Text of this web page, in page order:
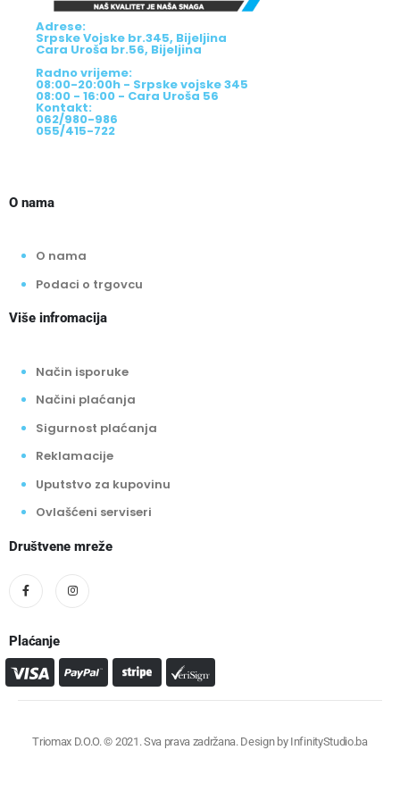
Adrese:
Srpske Vojske br.345, Bijeljina
Cara Uroša br.56, Bijeljina
Radno vrijeme:
08:00-20:00h - Srpske vojske 345
08:00 - 16:00 - Cara Uroša 56
Kontakt:
062/980-986
055/415-722
O nama
O nama
Podaci o trgovcu
Više infromacija
Način isporuke
Načini plaćanja
Sigurnost plaćanja
Reklamacije
Uputstvo za kupovinu
Ovlašćeni serviseri
Društvene mreže
Plaćanje
Triomax D.O.O. © 2021. Sva prava zadržana. Design by InfinityStudio.ba